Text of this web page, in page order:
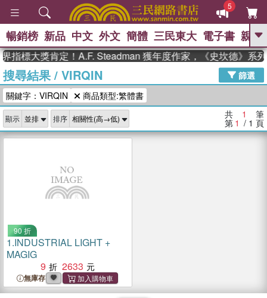
5
GO
高希均教授回憶錄
、 The Odyssey 、 父親節 、 如果歷
史是一群喵
獎 臺灣漫遊錄 、 方念華 、 台灣的李
登輝時代
數學女孩：黎曼猜想 、
偉大的迷走神經
暢銷榜 新品 中文 外文 簡體 三民東大 電子書 親子
指標大獎肯定！A.F. Steadman 獲年度作家，《史坎德》系
搜尋結果/ VIRQIN
篩選
關鍵字：VIRQIN
商品類型:繁體書
顯示 排序 共 1 筆
第 1 / 1 頁
90 折
1.INDUSTRIAL LIGHT +
MAGIG
9
2633
無庫存